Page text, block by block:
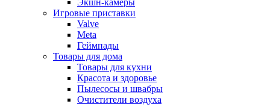
Экшн-камеры
Игровые приставки
Valve
Meta
Геймпады
Товары для дома
Товары для кухни
Красота и здоровье
Пылесосы и швабры
Очистители воздуха